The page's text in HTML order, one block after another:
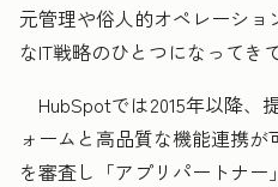
元管理や俗人的オペレーシ
なIT戦略のひとつになってき
HubSpotでは2015年以降、
ォームと高品質な機能連携
を審査し「アプリパートナ